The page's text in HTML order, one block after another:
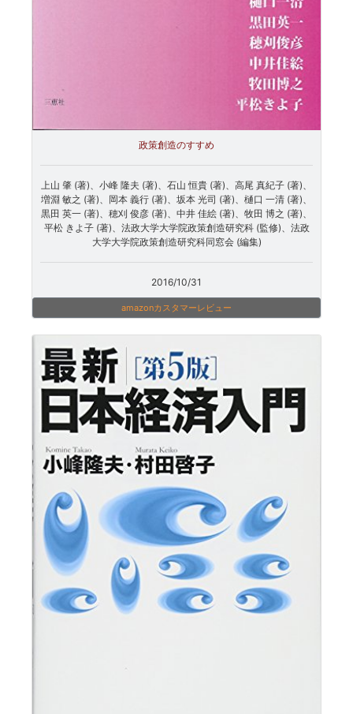
政策創造のすすめ
上山 肇 (著)、小峰 隆夫 (著)、石山 恒貴 (著)、高尾 真紀子 (著)、
増淵 敏之 (著)、岡本 義行 (著)、坂本 光司 (著)、樋口 一清 (著)、
黒田 英一 (著)、穂刈 俊彦 (著)、中井 佳絵 (著)、牧田 博之 (著)、
平松 きよ子 (著)、法政大学大学院政策創造研究科 (監修)、法政
大学大学院政策創造研究科同窓会 (編集)
2016/10/31
amazonカスタマーレビュー